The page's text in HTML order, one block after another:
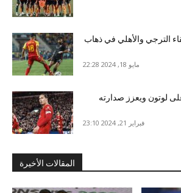
الترجي والأهلي في ذهاب
مايو 18, 2024 22:28
لوتون ويعزز صدارته
فبراير 21, 2024 23:10
المقالات الأخيرة